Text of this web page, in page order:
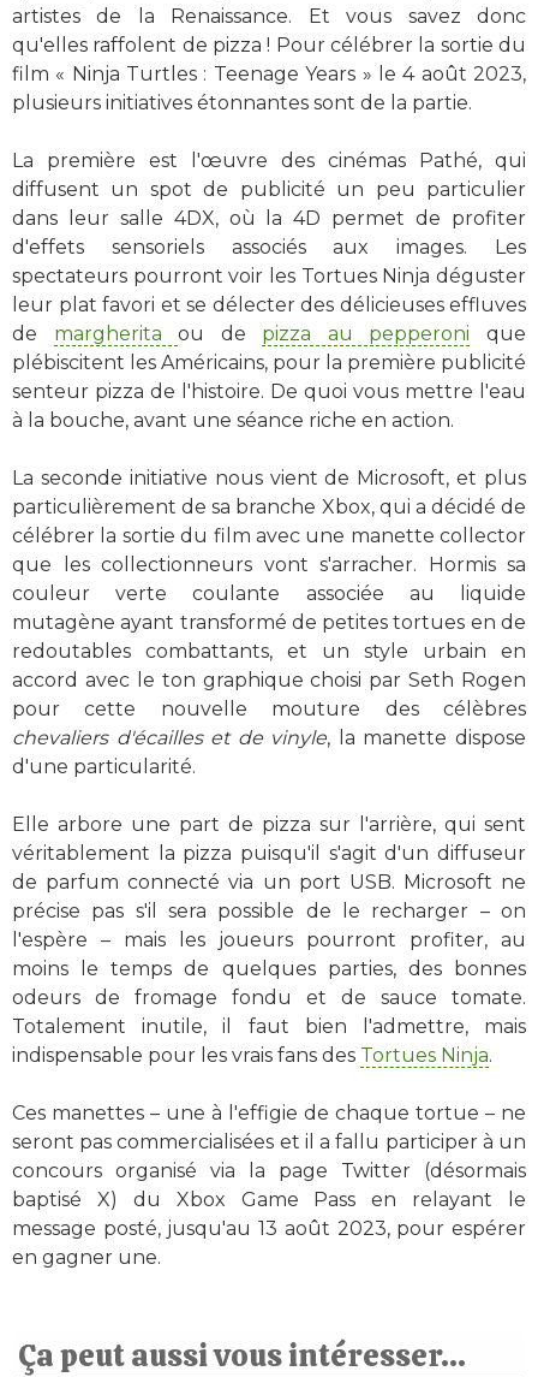
artistes de la Renaissance. Et vous savez donc
qu'elles raffolent de pizza ! Pour célébrer la sortie du
film « Ninja Turtles : Teenage Years » le 4 août 2023,
plusieurs initiatives étonnantes sont de la partie.
La première est l'œuvre des cinémas Pathé, qui
diffusent un spot de publicité un peu particulier
dans leur salle 4DX, où la 4D permet de profiter
d'effets sensoriels associés aux images. Les
spectateurs pourront voir les Tortues Ninja déguster
leur plat favori et se délecter des délicieuses effluves
de margheritaou de pizza au pepperoni que
plébiscitent les Américains, pour la première publicité
senteur pizza de l'histoire. De quoi vous mettre l'eau
à la bouche, avant une séance riche en action.
La seconde initiative nous vient de Microsoft, et plus
particulièrement de sa branche Xbox, qui a décidé de
célébrer la sortie du film avec une manette collector
que les collectionneurs vont s'arracher. Hormis sa
couleur verte coulante associée au liquide
mutagène ayant transformé de petites tortues en de
redoutables combattants, et un style urbain en
accord avec le ton graphique choisi par Seth Rogen
pour cette nouvelle mouture des célèbres
chevaliers d'écailles et de vinyle, la manette dispose
d'une particularité.
Elle arbore une part de pizza sur l'arrière, qui sent
véritablement la pizza puisqu'il s'agit d'un diffuseur
de parfum connecté via un port USB. Microsoft ne
précise pas s'il sera possible de le recharger – on
l'espère – mais les joueurs pourront profiter, au
moins le temps de quelques parties, des bonnes
odeurs de fromage fondu et de sauce tomate.
Totalement inutile, il faut bien l'admettre, mais
indispensable pour les vrais fans des Tortues Ninja.
Ces manettes – une à l'effigie de chaque tortue – ne
seront pas commercialisées et il a fallu participer à un
concours organisé via la page Twitter (désormais
baptisé X) du Xbox Game Pass en relayant le
message posté, jusqu'au 13 août 2023, pour espérer
en gagner une.
Ça peut aussi vous intéresser...